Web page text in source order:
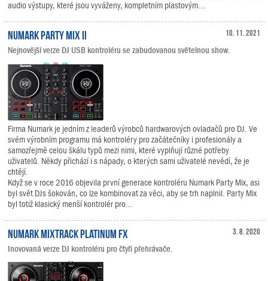
audio výstupy, které jsou vyváženy, kompletním plastovým...
10. 11. 2021
Numark Party Mix II
Nejnovější verze DJ USB kontroléru se zabudovanou světelnou show.
Firma Numark je jedním z leaderů výrobců hardwarových ovladačů pro DJ. Ve
svém výrobním programu má kontroléry pro začátečníky i profesionály a
samozřejmě celou škálu typů mezi nimi, které vyplňují různé potřeby
uživatelů. Někdy přichází i s nápady, o kterých sami uživatelé nevědí, že je
chtějí.
Když se v roce 2016 objevila první generace kontroléru Numark Party Mix, asi
byl svět DJs šokován, co lze kombinovat za věci, aby se trh naplnil. Party Mix
byl totiž klasický menší kontrolér pro...
3. 8. 2020
Numark Mixtrack Platinum FX
Inovovaná verze DJ kontroléru pro čtyři přehrávače.